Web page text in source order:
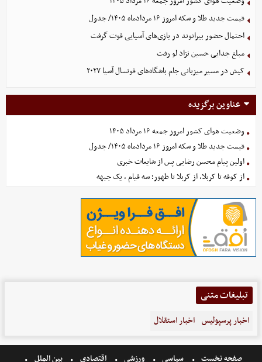
قیمت جدید طلا و سکه امروز ۱۶ مردادماه ۱۴۰۵/ جدول
احتمال حضور بیرانوند در بازی‌های آسیایی قوت گرفت
مبلغ جدایی حسین نژاد لو رفت
کیش در مسیر میزبانی جام باشگاه‌های فوتسال آسیا ۲۰۲۷
عناوین برگزیده
وضعیت هوای کشور امروز جمعه ۱۶ مرداد ۱۴۰۵
قیمت جدید طلا و سکه امروز ۱۶ مردادماه ۱۴۰۵/ جدول
اولین پیام محسن رضایی پس از شایعات خبری
از کوفه تا کربلا، از کربلا تا ظهور؛ سه قیام ، یک جبهه
تبلیغات متنی
اخبار پرسپولیس اخبار استقلال
صفحه نخست سیاسی ورزشی اقتصادی بین الملل